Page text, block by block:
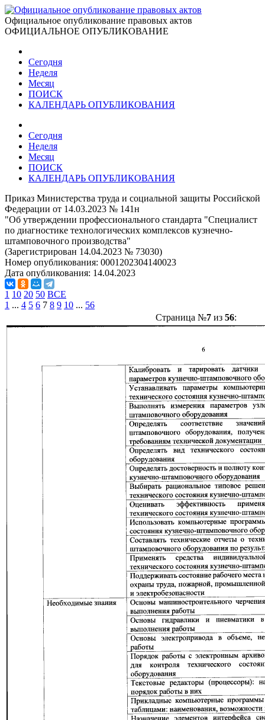
Официальное опубликование правовых актов
ОФИЦИАЛЬНОЕ ОПУБЛИКОВАНИЕ
Сегодня
Неделя
Месяц
ПОИСК
КАЛЕНДАРЬ ОПУБЛИКОВАНИЯ
Сегодня
Неделя
Месяц
ПОИСК
КАЛЕНДАРЬ ОПУБЛИКОВАНИЯ
Приказ Министерства труда и социальной защиты Российской
Федерации от 14.03.2023 № 141н
"Об утверждении профессионального стандарта "Специалист
по диагностике технологических комплексов кузнечно-
штамповочного производства"
(Зарегистрирован 14.04.2023 № 73030)
Номер опубликования: 0001202304140023
Дата опубликования: 14.04.2023
1 10 20 50 ВСЕ
1 ... 4 5 6 7 8 9 10 ... 56
Страница №7из 56: